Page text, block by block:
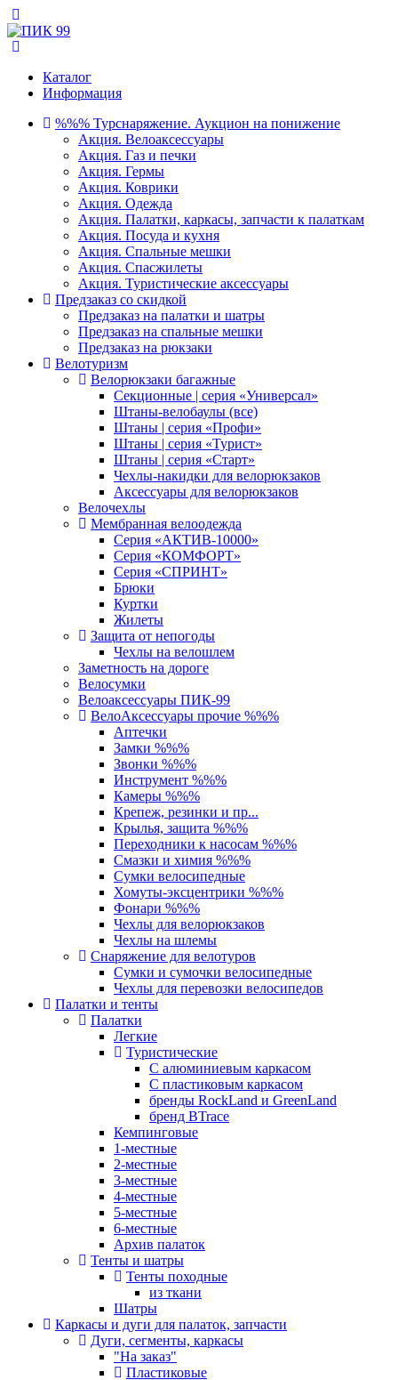
Каталог
Информация
%%% Турснаряжение. Аукцион на понижение
Акция. Велоаксессуары
Акция. Газ и печки
Акция. Гермы
Акция. Коврики
Акция. Одежда
Акция. Палатки, каркасы, запчасти к палаткам
Акция. Посуда и кухня
Акция. Спальные мешки
Акция. Спасжилеты
Акция. Туристические аксессуары
Предзаказ со скидкой
Предзаказ на палатки и шатры
Предзаказ на спальные мешки
Предзаказ на рюкзаки
Велотуризм
Велорюкзаки багажные
Секционные | серия «Универсал»
Штаны-велобаулы (все)
Штаны | серия «Профи»
Штаны | серия «Турист»
Штаны | серия «Старт»
Чехлы-накидки для велорюкзаков
Аксессуары для велорюкзаков
Велочехлы
Мембранная велоодежда
Серия «АКТИВ-10000»
Серия «КОМФОРТ»
Серия «СПРИНТ»
Брюки
Куртки
Жилеты
Защита от непогоды
Чехлы на велошлем
Заметность на дороге
Велосумки
Велоаксессуары ПИК-99
ВелоАксессуары прочие %%%
Аптечки
Замки %%%
Звонки %%%
Инструмент %%%
Камеры %%%
Крепеж, резинки и пр...
Крылья, защита %%%
Переходники к насосам %%%
Смазки и химия %%%
Сумки велосипедные
Хомуты-эксцентрики %%%
Фонари %%%
Чехлы для велорюкзаков
Чехлы на шлемы
Снаряжение для велотуров
Сумки и сумочки велосипедные
Чехлы для перевозки велосипедов
Палатки и тенты
Палатки
Легкие
Туристические
С алюминиевым каркасом
С пластиковым каркасом
бренды RockLand и GreenLand
бренд BTrace
Кемпинговые
1-местные
2-местные
3-местные
4-местные
5-местные
6-местные
Архив палаток
Тенты и шатры
Тенты походные
из ткани
Шатры
Каркасы и дуги для палаток, запчасти
Дуги, сегменты, каркасы
"На заказ"
Пластиковые